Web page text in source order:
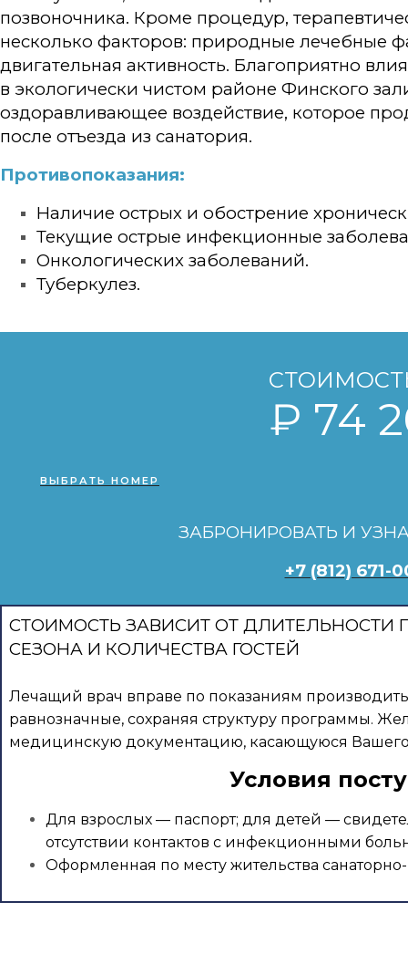
позвоночника. Кроме процедур,
несколько факторов: природные лечебные
двигательная активность. Благоприятно
в экологически чистом районе Финского
оздоравливающее воздействие, которое
после отъезда из санатория.
Противопоказания:
Наличие острых и обострение
Текущие острые инфекционные
Онкологических заболеваний.
Туберкулез.
₽ 74
ВЫБРАТЬ НОМЕР
ЗАБРОНИРОВАТЬ И
+7 (812) 671-
СТОИМОСТЬ ЗАВИСИТ ОТ ДЛИТЕЛЬНОСТИ
СЕЗОНА И КОЛИЧЕСТВА ГОСТЕЙ
Лечащий врач вправе по показаниям
равнозначные, сохраняя структуру программы.
медицинскую документацию, касающуюся Вашего
Условия
Для взрослых — паспорт; для детей —
отсутствии контактов с инфекционными
Оформленная по месту жительства